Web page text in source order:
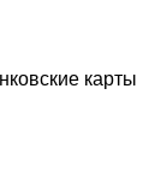
карты